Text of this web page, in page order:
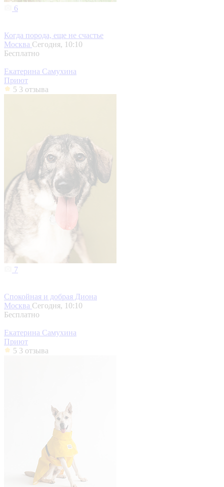
6
Когда порода, еще не счастье
Москва Сегодня, 10:10
Бесплатно
Екатерина Самухина
Приют
5 3 отзыва
7
Спокойная и добрая Диона
Москва Сегодня, 10:10
Бесплатно
Екатерина Самухина
Приют
5 3 отзыва